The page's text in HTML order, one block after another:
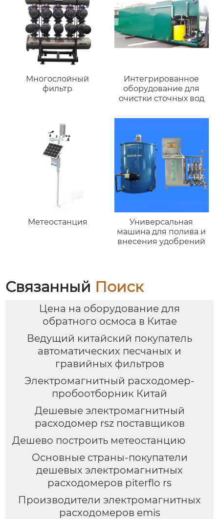
Многослойный
фильтр
Интегрированное
оборудование для
очистки сточных вод
Метеостанция
Универсальная
машина для полива и
внесения удобрений
Связанный Поиск
Цена на оборудование для
обратного осмоса в Китае
Ведущий китайский покупатель
автоматических песчаных и
гравийных фильтров
Электромагнитный расходомер-
пробоотборник Китай
Дешевые электромагнитный
расходомер rsz поставщиков
Дешево построить метеостанцию
Основные страны-покупатели
дешевых электромагнитных
расходомеров piterflo rs
Производители электромагнитных
расходомеров emis